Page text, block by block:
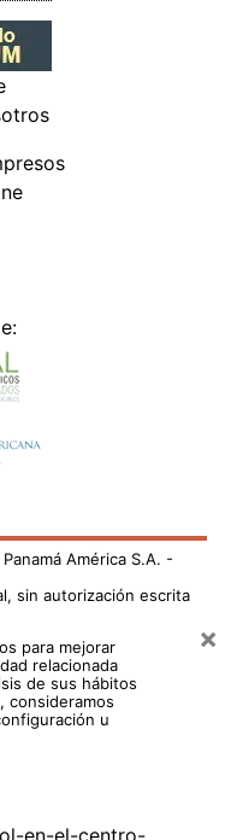
América S.A. -
sin autorización escrita
para mejorar
relacionada
de sus hábitos
consideramos
u
×
en-el-centro-